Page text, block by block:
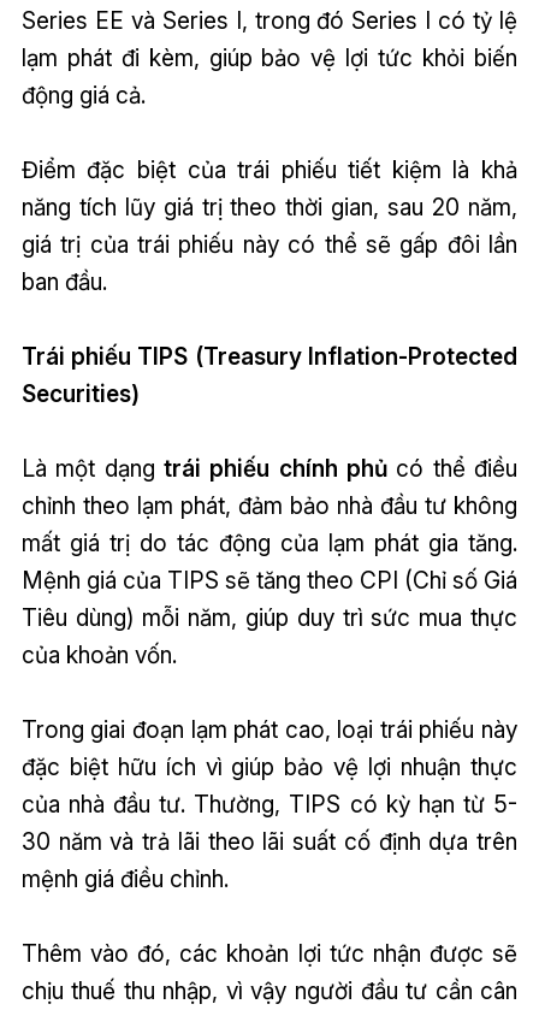
Series EE và Series I, trong đó Series I có tỷ lệ
lạm phát đi kèm, giúp bảo vệ lợi tức khỏi biến
động giá cả.
Điểm đặc biệt của trái phiếu tiết kiệm là khả
năng tích lũy giá trị theo thời gian, sau 20 năm,
giá trị của trái phiếu này có thể sẽ gấp đôi lần
ban đầu.
Trái phiếu TIPS (Treasury Inflation-Protected
Securities)
Là một dạng trái phiếu chính phủ có thể điều
chỉnh theo lạm phát, đảm bảo nhà đầu tư không
mất giá trị do tác động của lạm phát gia tăng.
Mệnh giá của TIPS sẽ tăng theo CPI (Chỉ số Giá
Tiêu dùng) mỗi năm, giúp duy trì sức mua thực
của khoản vốn.
Trong giai đoạn lạm phát cao, loại trái phiếu này
đặc biệt hữu ích vì giúp bảo vệ lợi nhuận thực
của nhà đầu tư. Thường, TIPS có kỳ hạn từ 5-
30 năm và trả lãi theo lãi suất cố định dựa trên
mệnh giá điều chỉnh.
Thêm vào đó, các khoản lợi tức nhận được sẽ
chịu thuế thu nhập, vì vậy người đầu tư cần cân